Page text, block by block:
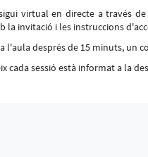
virtual en directe a través
invitació i les instruccions
l'aula després de 15 minuts, un
cada sessió està informat a la